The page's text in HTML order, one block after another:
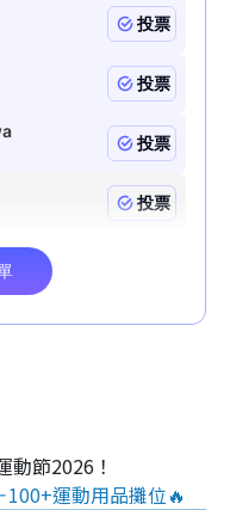
動節2026！
運動用品攤位🔥